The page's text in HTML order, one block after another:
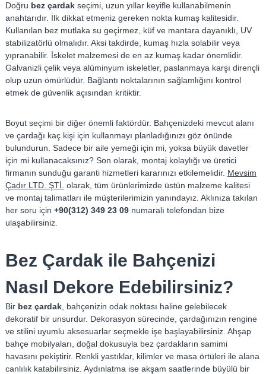
Doğru bez çardakseçimi, uzun yıllar keyifle kullanabilmenin
anahtarıdır. İlk dikkat etmeniz gereken nokta kumaş kalitesidir.
Kullanılan bez mutlaka su geçirmez, küf ve mantara dayanıklı, UV
stabilizatörlü olmalıdır. Aksi takdirde, kumaş hızla solabilir veya
yıpranabilir. İskelet malzemesi de en az kumaş kadar önemlidir.
Galvanizli çelik veya alüminyum iskeletler, paslanmaya karşı dirençli
olup uzun ömürlüdür. Bağlantı noktalarının sağlamlığını kontrol
etmek de güvenlik açısından kritiktir.
Boyut seçimi bir diğer önemli faktördür. Bahçenizdeki mevcut alanı
ve çardağı kaç kişi için kullanmayı planladığınızı göz önünde
bulundurun. Sadece bir aile yemeği için mi, yoksa büyük davetler
için mi kullanacaksınız? Son olarak, montaj kolaylığı ve üretici
firmanın sunduğu garanti hizmetleri kararınızı etkilemelidir. Mevsim
Çadır LTD. ŞTİ. olarak, tüm ürünlerimizde üstün malzeme kalitesi
ve montaj talimatları ile müşterilerimizin yanındayız. Aklınıza takılan
her soru için +90(312) 349 23 09numaralı telefondan bize
ulaşabilirsiniz.
Bez Çardak ile Bahçenizi
Nasıl Dekore Edebilirsiniz?
Bir bez çardak, bahçenizin odak noktası haline gelebilecek
dekoratif bir unsurdur. Dekorasyon sürecinde, çardağınızın rengine
ve stilini uyumlu aksesuarlar seçmekle işe başlayabilirsiniz. Ahşap
bahçe mobilyaları, doğal dokusuyla bez çardakların samimi
havasını pekiştirir. Renkli yastıklar, kilimler ve masa örtüleri ile alana
canlılık katabilirsiniz. Aydınlatma ise akşam saatlerinde büyülü bir